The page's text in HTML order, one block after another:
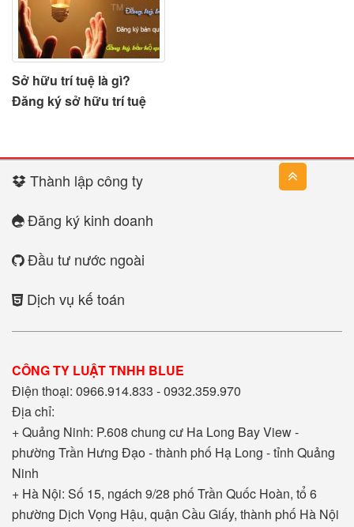
Sở hữu trí tuệ là gì?
Đăng ký sở hữu trí tuệ
Thành lập công ty
Đăng ký kinh doanh
Đầu tư nước ngoài
Dịch vụ kế toán
CÔNG TY LUẬT TNHH BLUE
Điện thoại: 0966.914.833 - 0932.359.970
Địa chỉ:
+ Quảng Ninh: P.608 chung cư Ha Long Bay View -
phường Trần Hưng Đạo - thành phố Hạ Long - tỉnh Quảng
Ninh
+ Hà Nội: Số 15, ngách 9/28 phố Trần Quốc Hoàn, tổ 6
phường Dịch Vọng Hậu, quận Cầu Giấy, thành phố Hà Nội